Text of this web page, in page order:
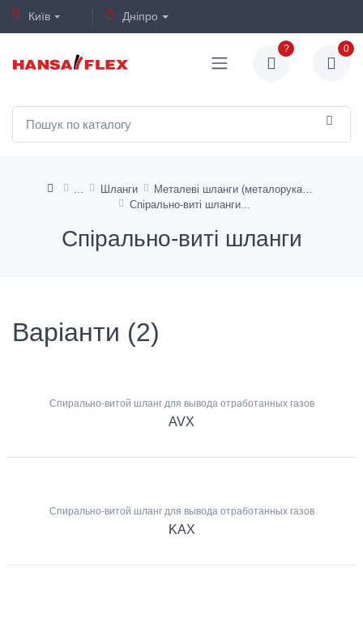
Київ Дніпро
? 0
Шланги
Спірально-виті шланги
Спірально-виті шланги
Варіанти (2)
Спирально-витой шланг для вывода отработанных газов
AVX
Спирально-витой шланг для вывода отработанных газов
KAX